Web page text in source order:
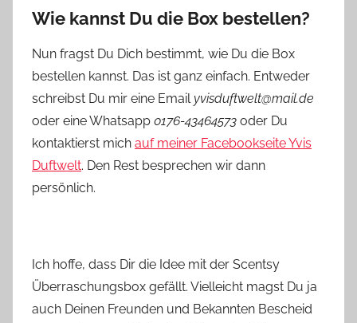
Wie kannst Du die Box bestellen?
Nun fragst Du Dich bestimmt, wie Du die Box
bestellen kannst. Das ist ganz einfach. Entweder
schreibst Du mir eine Email yvisduftwelt@mail.de
oder eine Whatsapp 0176-43464573 oder Du
kontaktierst mich auf meiner Facebookseite Yvis
Duftwelt. Den Rest besprechen wir dann
persönlich.
Ich hoffe, dass Dir die Idee mit der Scentsy
Überraschungsbox gefällt. Vielleicht magst Du ja
auch Deinen Freunden und Bekannten Bescheid